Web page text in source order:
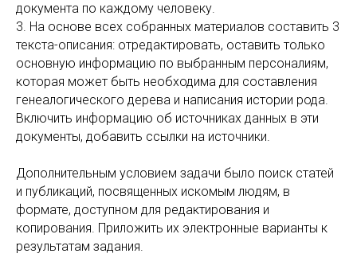
документа по каждому человеку.
3. На основе всех собранных материалов составить 3
текста-описания: отредактировать, оставить только
основную информацию по выбранным персоналиям,
которая может быть необходима для составления
генеалогического дерева и написания истории рода.
Включить информацию об источниках данных в эти
документы, добавить ссылки на источники.
Дополнительным условием задачи было поиск статей
и публикаций, посвященных искомым людям, в
формате, доступном для редактирования и
копирования. Приложить их электронные варианты к
результатам задания.